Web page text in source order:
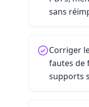
sans
Corriger
fautes de
supports